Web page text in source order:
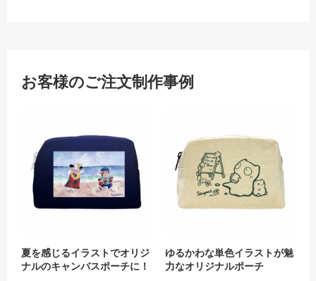
お客様のご注文制作事例
夏を感じるイラストでオリジ
ナルのキャンバスポーチに！
ゆるかわな単色イラストが魅
力なオリジナルポーチ